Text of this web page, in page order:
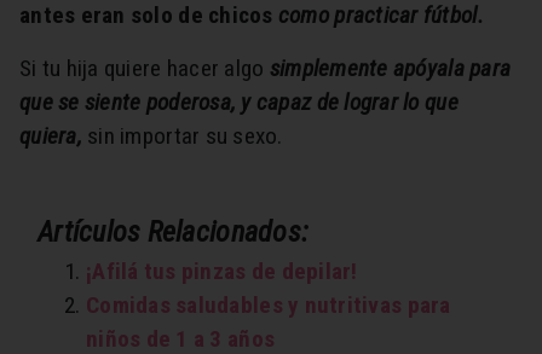
antes eran solo de chicos como practicar fútbol.
Si tu hija quiere hacer algo simplemente apóyala para
que se siente poderosa, y capaz de lograr lo que
quiera, sin importar su sexo.
Artículos Relacionados:
¡Afilá tus pinzas de depilar!
Comidas saludables y nutritivas para
niños de 1 a 3 años